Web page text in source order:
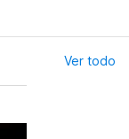
Ver todo